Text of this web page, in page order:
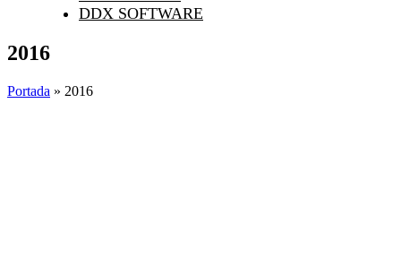
DDX SOFTWARE
2016
Portada » 2016